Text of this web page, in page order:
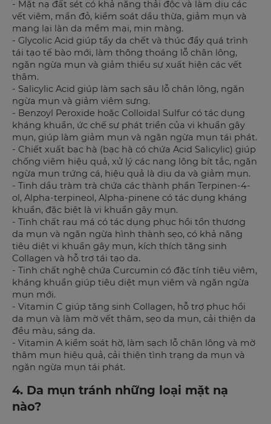
- Mặt nạ đất sét có khả năng thải độc và làm dịu các
vết viêm, mẩn đỏ, kiểm soát dầu thừa, giảm mụn và
mang lại làn da mềm mại, mịn màng.
- Glycolic Acid giúp tẩy da chết và thúc đẩy quá trình
tái tạo tế bào mới, làm thông thoáng lỗ chân lông,
ngăn ngừa mụn và giảm thiểu sự xuất hiện các vết
thâm.
- Salicylic Acid giúp làm sạch sâu lỗ chân lông, ngăn
ngừa mụn và giảm viêm sưng.
- Benzoyl Peroxide hoặc Colloidal Sulfur có tác dụng
kháng khuẩn, ức chế sự phát triển của vi khuẩn gây
mụn, giúp làm giảm mụn và ngăn ngừa mụn tái phát.
- Chiết xuất bạc hà (bạc hà có chứa Acid Salicylic) giúp
chống viêm hiệu quả, xử lý các nang lông bít tắc, ngăn
ngừa mụn trứng cá, hiệu quả là dịu da và giảm mụn.
- Tinh dầu tràm trà chứa các thành phần Terpinen-4-
ol, Alpha-terpineol, Alpha-pinene có tác dụng kháng
khuẩn, đặc biệt là vi khuẩn gây mụn.
- Tinh chất rau má có tác dụng phục hồi tổn thương
da mụn và ngăn ngừa hình thành sẹo, có khả năng
tiêu diệt vi khuẩn gây mụn, kích thích tăng sinh
Collagen và hỗ trợ tái tạo da.
- Tinh chất nghệ chứa Curcumin có đặc tính tiêu viêm,
kháng khuẩn giúp tiêu diệt mụn viêm và ngăn ngừa
mụn mới.
- Vitamin C giúp tăng sinh Collagen, hỗ trợ phục hồi
da mụn và làm mờ vết thâm, sẹo da mụn, cải thiện da
đều màu, sáng da.
- Vitamin A kiểm soát hờ, làm sạch lỗ chân lông và mờ
thâm mụn hiệu quả, cải thiện tình trạng da mụn và
ngăn ngừa mụn tái phát.
4. Da mụn tránh những loại mặt nạ
nào?